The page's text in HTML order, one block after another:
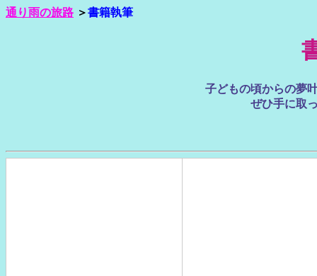
通り雨の旅路 ＞書籍執筆
子どもの頃からの夢
ぜひ手に取